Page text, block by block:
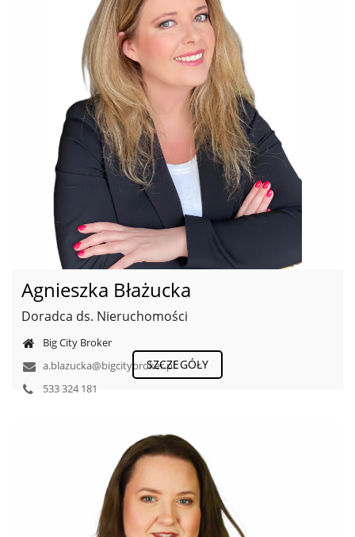
Agnieszka Błażucka
Doradca ds. Nieruchomości
Big City Broker
a.blazucka@bigcitybroker.pl
533 324 181
SZCZEGÓŁY